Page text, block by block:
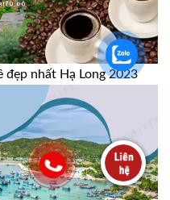
đẹp nhất Hạ Long 2023